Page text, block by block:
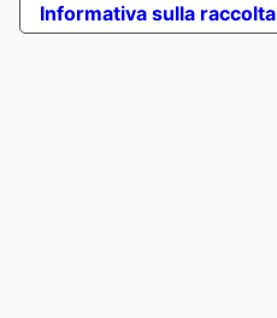
Informativa sulla raccolta